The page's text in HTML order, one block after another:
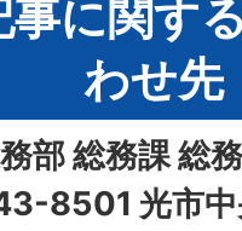
事に関す
わせ先
部 総務課 総
8501 光市中